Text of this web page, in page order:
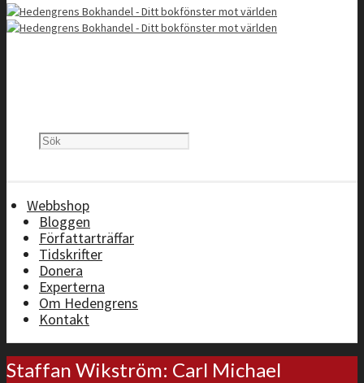
Webbshop
Bloggen
Författarträffar
Tidskrifter
Donera
Experterna
Om Hedengrens
Kontakt
Staffan Wikström: Carl Michael